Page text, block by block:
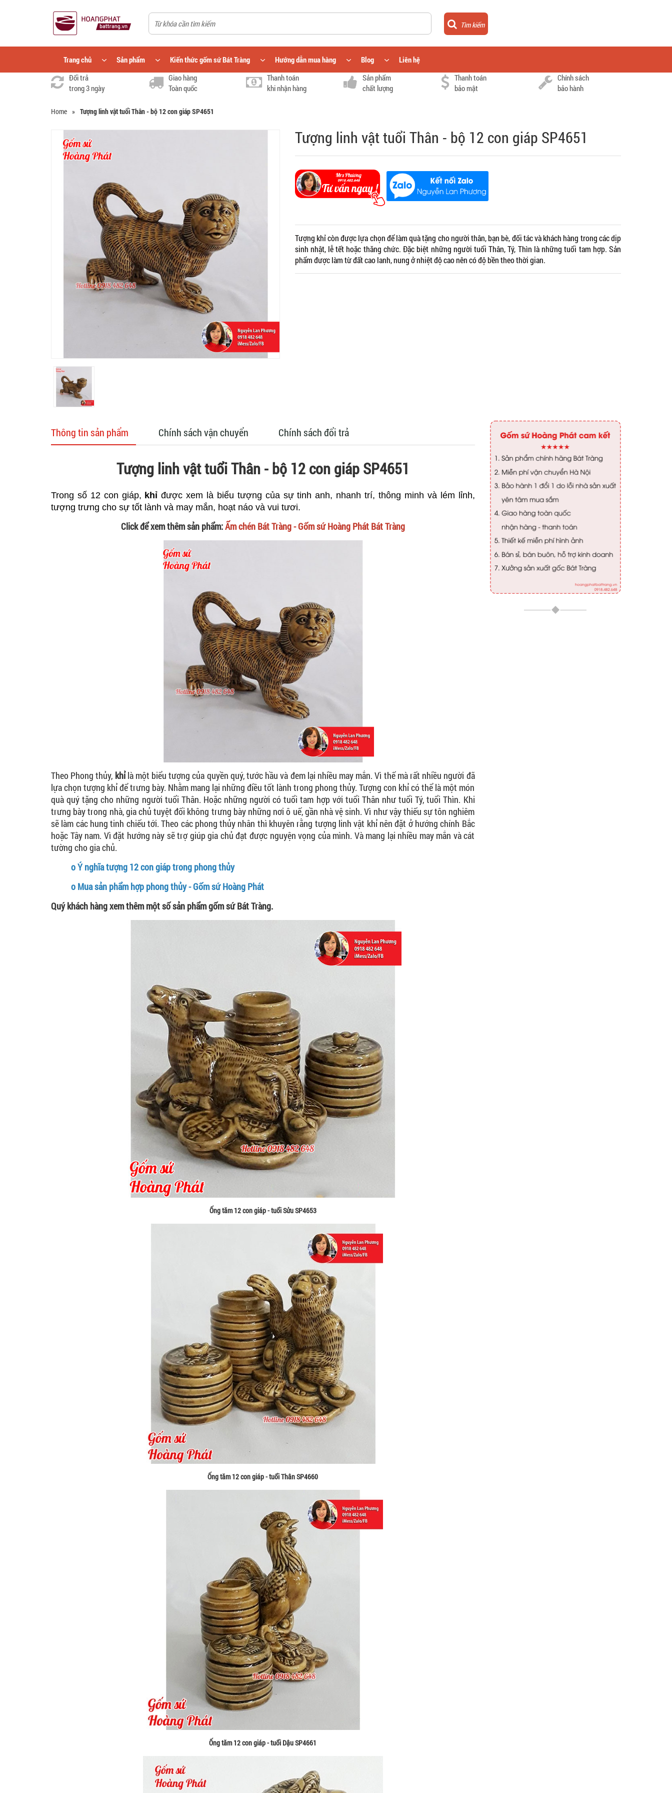
Tìm kiếm
Trang chủ Sản phẩm Kiến thức gốm sứ Bát Tràng Hướng dẫn mua hàng Blog
Liên hệ
Đổi trả
trong 3 ngày
Giao hàng
Toàn quốc
Thanh toán
khi nhận hàng
Sản phẩm
chất lượng
Thanh toán
bảo mật
Chính sách
bảo hành
Home » Tượng linh vật tuổi Thân - bộ 12 con giáp SP4651
Tượng linh vật tuổi Thân - bộ 12 con giáp SP4651
Tượng khỉ còn được lựa chọn để làm quà tặng cho người thân, bạn bè, đối tác và khách hàng trong các dịp
sinh nhật, lễ tết hoặc thăng chức. Đặc biệt những người tuổi Thân, Tý, Thìn là những tuổi tam hợp. Sản
phẩm được làm từ đất cao lanh, nung ở nhiệt độ cao nên có độ bền theo thời gian.
Thông tin sản phẩm Chính sách vận chuyển Chính sách đổi trả
Tượng linh vật tuổi Thân - bộ 12 con giáp SP4651
Trong số 12 con giáp, khỉ được xem là biểu tượng của sự tinh anh, nhanh trí, thông minh và lém lỉnh,
tượng trưng cho sự tốt lành và may mắn, hoạt náo và vui tươi.
Click để xem thêm sản phẩm:Ấm chén Bát Tràng - Gốm sứ Hoàng Phát Bát Tràng
Theo Phong thủy, khỉlà một biểu tượng của quyền quý, tước hầu và đem lại nhiều may mắn. Vì thế mà rất nhiều người đã
lựa chọn tượng khỉ để trưng bày. Nhằm mang lại những điều tốt lành trong phong thủy. Tượng con khỉ có thể là một món
quà quý tặng cho những người tuổi Thân. Hoặc những người có tuổi tam hợp với tuổi Thân như tuổi Tý, tuổi Thìn. Khi
trưng bày trong nhà, gia chủ tuyệt đối không trưng bày những nơi ô uế, gần nhà vệ sinh. Vì như vậy thiếu sự tôn nghiêm
sẽ làm các hung tinh chiếu tới. Theo các phong thủy nhân thì khuyên rằng tượng linh vật khỉ nên đặt ở hướng chính Bắc
hoặc Tây nam. Vì đặt hướng này sẽ trợ giúp gia chủ đạt được nguyện vọng của mình. Và mang lại nhiều may mắn và cát
tường cho gia chủ.
oÝ nghĩa tượng 12 con giáp trong phong thủy
o Mua sản phẩm hợp phong thủy - Gốm sứ Hoàng Phát
Quý khách hàng xem thêm một số sản phẩm gốm sứ Bát Tràng.
Ống tăm 12 con giáp - tuổi Sửu SP4653
Ống tăm 12 con giáp - tuổi Thân SP4660
Ống tăm 12 con giáp - tuổi Dậu SP4661